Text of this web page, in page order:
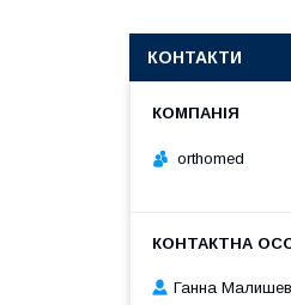
КОНТАКТИ
orthomed
Ганна